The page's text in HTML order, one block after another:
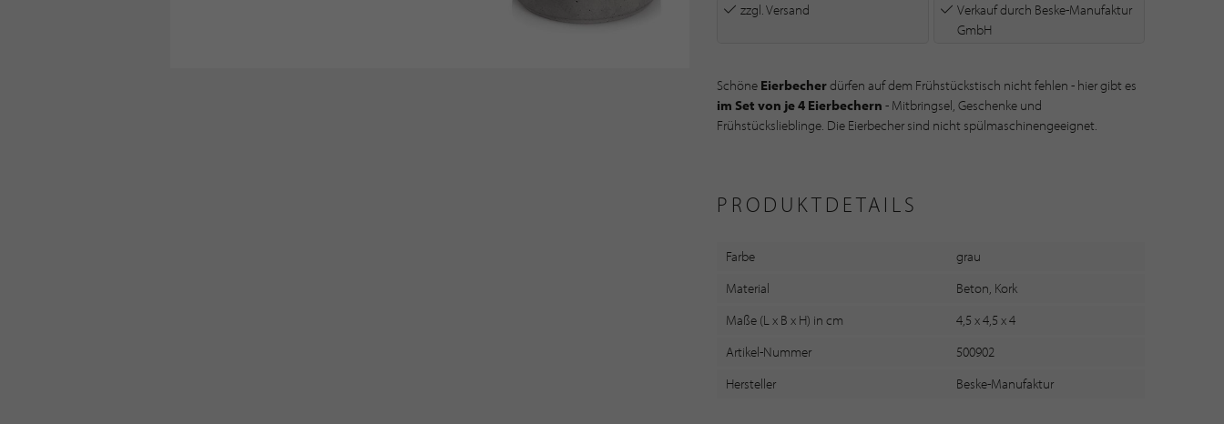
zzgl. Versand Verkauf durch Beske-Manufaktur
GmbH
Schöne Eierbecherdürfen auf dem Frühstückstisch nicht fehlen - hier gibt es
im Set von je 4 Eierbechern - Mitbringsel, Geschenke und
Frühstückslieblinge. Die Eierbecher sind nicht spülmaschinengeeignet.
PRODUKTDETAILS
Farbe
grau
Material
Beton, Kork
Maße (L x B x H) in cm
4,5 x 4,5 x 4
Artikel-Nummer
500902
Hersteller
Beske-Manufaktur